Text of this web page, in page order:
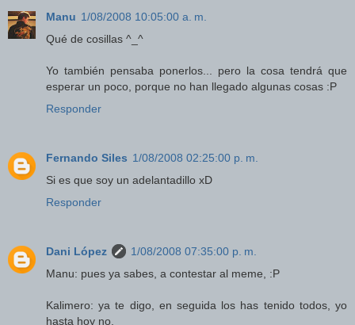
Manu 1/08/2008 10:05:00 a. m.
Qué de cosillas ^_^
Yo también pensaba ponerlos... pero la cosa tendrá que
esperar un poco, porque no han llegado algunas cosas :P
Responder
Fernando Siles 1/08/2008 02:25:00 p. m.
Si es que soy un adelantadillo xD
Responder
Dani López
1/08/2008 07:35:00 p. m.
Manu: pues ya sabes, a contestar al meme, :P
Kalimero: ya te digo, en seguida los has tenido todos, yo
hasta hoy no.